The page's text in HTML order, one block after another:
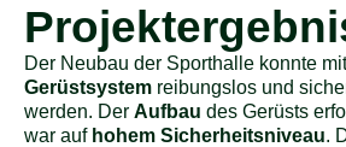
Der Neubau der Sporthalle konnte
Gerüstsystem reibungslos und
werden. Der Aufbau des Gerüsts
war auf hohem Sicherheitsniveau.